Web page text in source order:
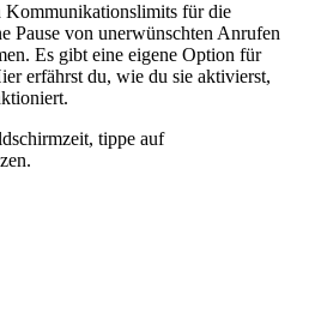
Kommunikationslimits für die
Pause von unerwünschten Anrufen
Es gibt eine eigene Option für
erfährst du, wie du sie aktivierst,
tippe auf